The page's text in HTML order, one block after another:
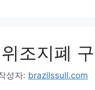
조지폐
성자: brazilssull.com